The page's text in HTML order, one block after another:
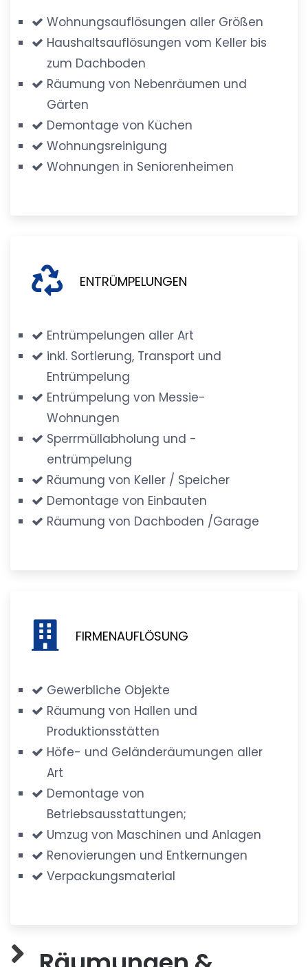
Wohnungsauflösungen aller Größen
Haushaltsauflösungen vom Keller bis
zum Dachboden
Räumung von Nebenräumen und
Gärten
Demontage von Küchen
Wohnungsreinigung
Wohnungen in Seniorenheimen
ENTRÜMPELUNGEN
Entrümpelungen aller Art
inkl. Sortierung, Transport und
Entrümpelung
Entrümpelung von Messie-
Wohnungen
Sperrmüllabholung und -
entrümpelung
Räumung von Keller / Speicher
Demontage von Einbauten
Räumung von Dachboden /Garage
FIRMENAUFLÖSUNG
Gewerbliche Objekte
Räumung von Hallen und
Produktionsstätten
Höfe- und Geländeräumungen aller
Art
Demontage von
Betriebsausstattungen;
Umzug von Maschinen und Anlagen
Renovierungen und Entkernungen
Verpackungsmaterial